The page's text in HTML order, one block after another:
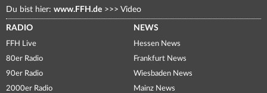
Du bist hier: www.FFH.de >>> Video
RADIO
FFH Live
80er Radio
90er Radio
2000er Radio
NEWS
Hessen News
Frankfurt News
Wiesbaden News
Mainz News